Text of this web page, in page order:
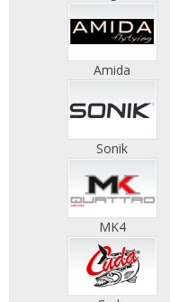
Amida
Sonik
MK4